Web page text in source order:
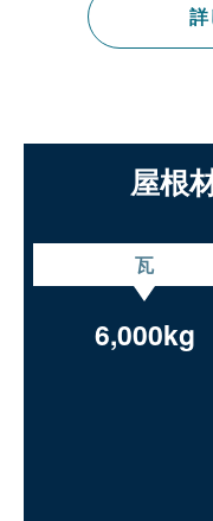
詳
屋根
瓦
6,000kg